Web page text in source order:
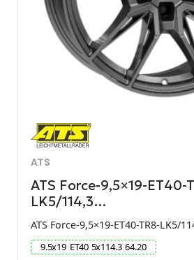
ATS
ATS Force-9,5×19-ET40-
LK5/114,3…
ATS Force-9,5×19-ET40-TR8-LK5/
9.5x19 ET40 5x114.3 64.20